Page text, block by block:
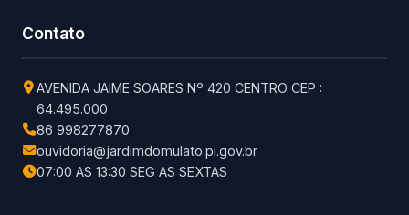
Contato
AVENIDA JAIME SOARES Nº 420 CENTRO CEP :
64.495.000
86 998277870
ouvidoria@jardimdomulato.pi.gov.br
07:00 AS 13:30 SEG AS SEXTAS